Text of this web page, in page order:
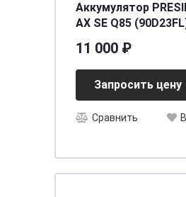
Аккумулятор
AX SE Q85
[д230ш175в220/550]
11 000 ₽
Запросить цену
Сравнить